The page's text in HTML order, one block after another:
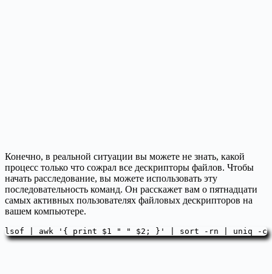
Конечно, в реальной ситуации вы можете не знать, какой
процесс только что сожрал все дескрипторы файлов. Чтобы
начать расследование, вы можете использовать эту
последовательность команд. Он расскажет вам о пятнадцати
самых активных пользователях файловых дескрипторов на
вашем компьютере.
lsof | awk '{ print $1 " " $2; }' | sort -rn | uniq -c